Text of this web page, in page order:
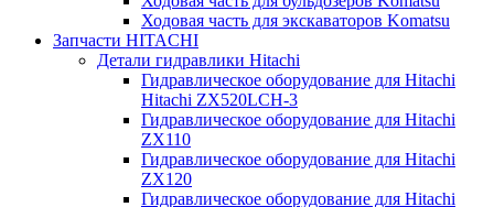
Ходовая часть для экскаваторов Komatsu
Запчасти HITACHI
Детали гидравлики Hitachi
Гидравлическое оборудование для Hitachi
Hitachi ZX520LCH-3
Гидравлическое оборудование для Hitachi
ZX110
Гидравлическое оборудование для Hitachi
ZX120
Гидравлическое оборудование для Hitachi